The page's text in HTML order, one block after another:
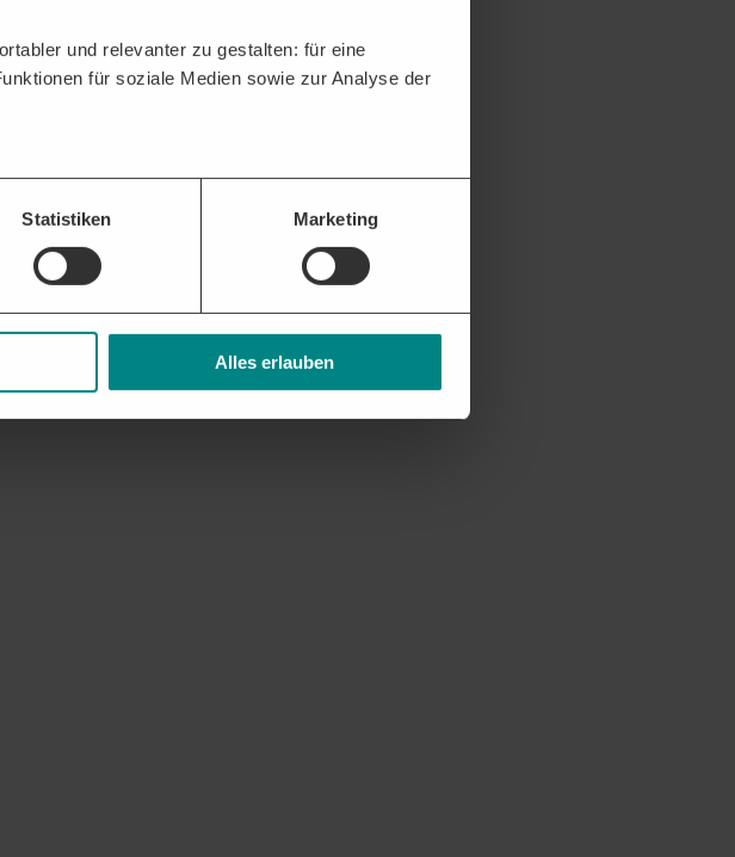
und relevanter zu gestalten: für eine
für soziale Medien sowie zur Analyse der
Statistiken Marketing
Alles erlauben
BLICK